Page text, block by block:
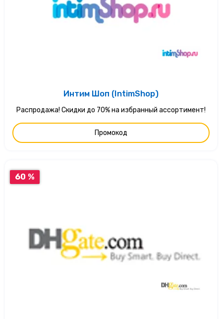
Интим Шоп (IntimShop)
Распродажа! Скидки до 70% на избранный ассортимент!
Промокод
60 %